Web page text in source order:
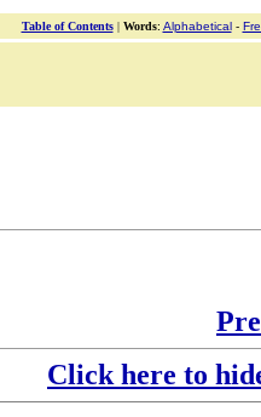
Table of Contents| Words: Alphabetical-
Click here to